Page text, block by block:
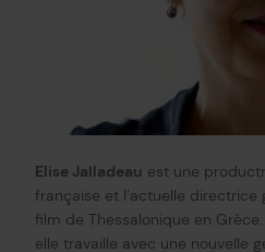
Elise Jalladeau est une
française et l’actuelle directrice
film de Thessalonique en
elle travaille avec une nouvelle